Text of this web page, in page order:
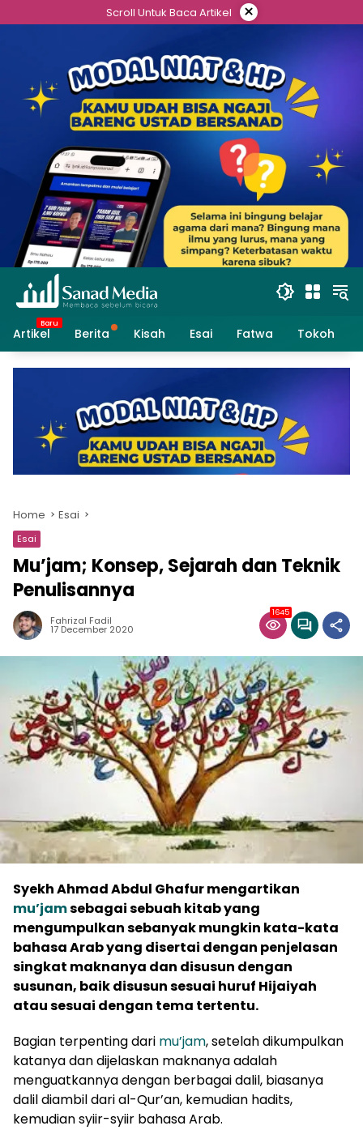
to
Scroll Untuk Baca Artikel ×
Artikel Berita Kisah Esai Fatwa Tokoh
Home Esai
Esai
Mu’jam; Konsep, Sejarah dan Teknik
Penulisannya
Fahrizal Fadil
17 December 2020
1645
Syekh Ahmad Abdul Ghafur mengartikan
mu’jamsebagai sebuah kitab yang
mengumpulkan sebanyak mungkin kata-kata
bahasa Arab yang disertai dengan penjelasan
singkat maknanya dan disusun dengan
susunan, baik disusun sesuai huruf Hijaiyah
atau sesuai dengan tema tertentu.
Bagian terpenting dari mu’jam, setelah dikumpulkan
katanya dan dijelaskan maknanya adalah
menguatkannya dengan berbagai dalil, biasanya
dalil diambil dari al-Qur’an, kemudian hadits,
kemudian syiir-syiir bahasa Arab.